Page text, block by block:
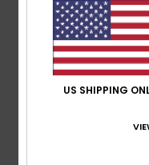
Revestimento da
Glideskin ultramacio
Faixas de silicone
maior conforto
Temperatura:17-
Bolso traseiro
US SHIPPING